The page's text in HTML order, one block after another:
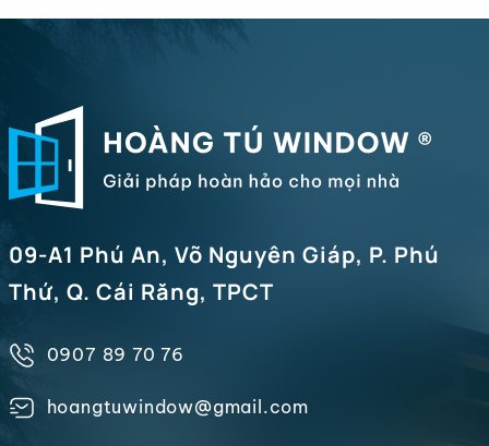
09-A1 Phú An, Võ Nguyên Giáp, P. Phú
Thứ, Q. Cái Răng, TPCT
0907 89 70 76
hoangtuwindow@gmail.com